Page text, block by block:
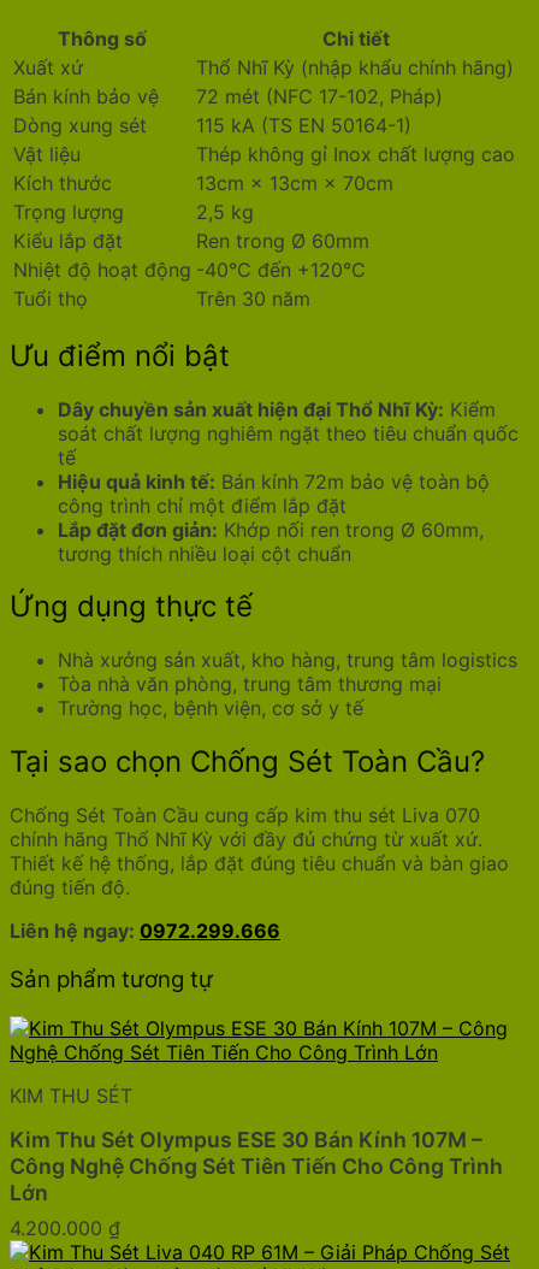
Thông số
Chi tiết
Xuất xứ
Thổ Nhĩ Kỳ (nhập khẩu chính hãng)
Bán kính bảo vệ
72 mét (NFC 17-102, Pháp)
Dòng xung sét
115 kA (TS EN 50164-1)
Vật liệu
Thép không gỉ Inox chất lượng cao
Kích thước
13cm × 13cm × 70cm
Trọng lượng
2,5 kg
Kiểu lắp đặt
Ren trong Ø 60mm
Nhiệt độ hoạt động -40°C đến +120°C
Tuổi thọ
Trên 30 năm
Ưu điểm nổi bật
Dây chuyền sản xuất hiện đại Thổ Nhĩ Kỳ: Kiểm
soát chất lượng nghiêm ngặt theo tiêu chuẩn quốc
tế
Hiệu quả kinh tế: Bán kính 72m bảo vệ toàn bộ
công trình chỉ một điểm lắp đặt
Lắp đặt đơn giản: Khớp nối ren trong Ø 60mm,
tương thích nhiều loại cột chuẩn
Ứng dụng thực tế
Nhà xưởng sản xuất, kho hàng, trung tâm logistics
Tòa nhà văn phòng, trung tâm thương mại
Trường học, bệnh viện, cơ sở y tế
Tại sao chọn Chống Sét Toàn Cầu?
Chống Sét Toàn Cầu cung cấp kim thu sét Liva 070
chính hãng Thổ Nhĩ Kỳ với đầy đủ chứng từ xuất xứ.
Thiết kế hệ thống, lắp đặt đúng tiêu chuẩn và bàn giao
đúng tiến độ.
Liên hệ ngay: 0972.299.666
Sản phẩm tương tự
KIM THU SÉT
Kim Thu Sét Olympus ESE 30 Bán Kính 107M –
Công Nghệ Chống Sét Tiên Tiến Cho Công Trình
Lớn
4.200.000 ₫